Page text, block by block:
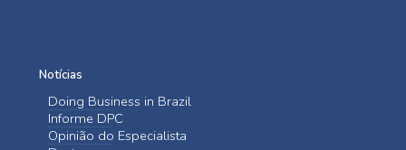
Notícias
Doing Business in Brazil
Informe DPC
Opinião do Especialista